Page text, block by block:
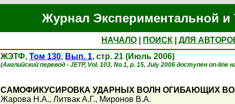
Журнал Экспериментальной и
НАЧАЛО ПОИСК ДЛЯ
ЖЭТФ, Том 130, Вып. 1, стр. 21 (Июль 2006)
(Английский перевод - JETP, Vol. 103, No 1, p. 15, July 2006 доступен on-line
САМОФИКУСИРОВКА УДАРНЫХ ВОЛН ОГИБАЮЩИХ
Жарова Н.А., Литвак А.Г., Миронов В.А.